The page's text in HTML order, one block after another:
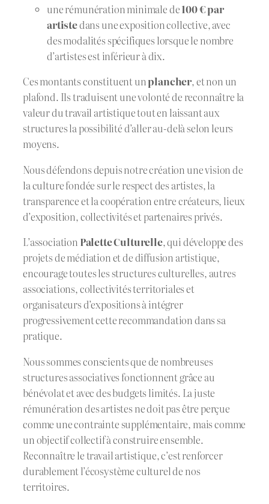
une rémunération minimale de100 € par
artistedans une exposition collective, avec
des modalités spécifiques lorsque le nombre
d’artistes est inférieur à dix.
Ces montants constituent unplancher, et non un
plafond. Ils traduisent une volonté de reconnaître la
valeur du travail artistique tout en laissant aux
structures la possibilité d’aller au-delà selon leurs
moyens.
Nous défendons depuis notre création une vision de
la culture fondée sur le respect des artistes, la
transparence et la coopération entre créateurs, lieux
d’exposition, collectivités et partenaires privés.
L’association Palette Culturelle, qui développe des
projets de médiation et de diffusion artistique,
encourage toutes les structures culturelles, autres
associations, collectivités territoriales et
organisateurs d’expositions à intégrer
progressivement cette recommandation dans sa
pratique.
Nous sommes conscients que de nombreuses
structures associatives fonctionnent grâce au
bénévolat et avec des budgets limités. La juste
rémunération des artistes ne doit pas être perçue
comme une contrainte supplémentaire, mais comme
un objectif collectif à construire ensemble.
Reconnaître le travail artistique, c’est renforcer
durablement l’écosystème culturel de nos
territoires.